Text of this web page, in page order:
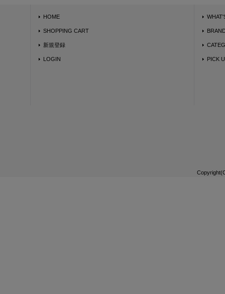
HOME
SHOPPING CART
新規登録
LOGIN PICK